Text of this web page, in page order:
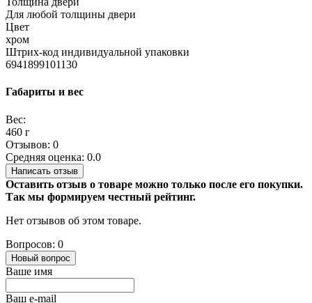
Для любой толщины двери
Цвет
хром
Штрих-код индивидуальной упаковки
6941899101130
Габариты и вес
Вес:
460 г
Отзывов: 0
Средняя оценка: 0.0
Написать отзыв
Оставить отзыв о товаре можно только после его покупки.
Так мы формируем честный рейтинг.
Нет отзывов об этом товаре.
Вопросов: 0
Новый вопрос
Ваше имя
Ваш e-mail